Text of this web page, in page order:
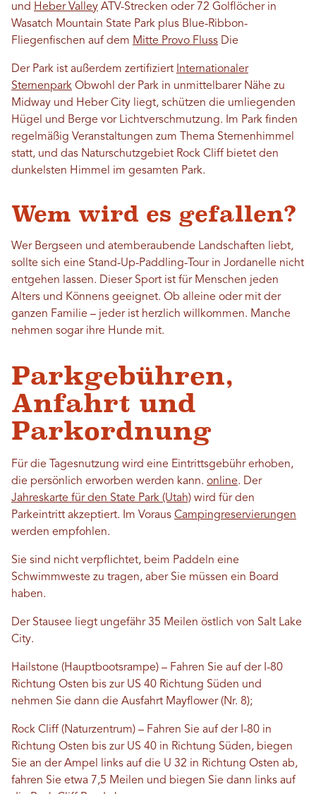
und Heber Valley ATV-Strecken oder 72 Golflöcher in
Wasatch Mountain State Park plus Blue-Ribbon-
Fliegenfischen auf dem Mitte Provo Fluss Die
Der Park ist außerdem zertifiziert Internationaler
Sternenpark Obwohl der Park in unmittelbarer Nähe zu
Midway und Heber City liegt, schützen die umliegenden
Hügel und Berge vor Lichtverschmutzung. Im Park finden
regelmäßig Veranstaltungen zum Thema Sternenhimmel
statt, und das Naturschutzgebiet Rock Cliff bietet den
dunkelsten Himmel im gesamten Park.
Wem wird es gefallen?
Wer Bergseen und atemberaubende Landschaften liebt,
sollte sich eine Stand-Up-Paddling-Tour in Jordanelle nicht
entgehen lassen. Dieser Sport ist für Menschen jeden
Alters und Könnens geeignet. Ob alleine oder mit der
ganzen Familie – jeder ist herzlich willkommen. Manche
nehmen sogar ihre Hunde mit.
Parkgebühren,
Anfahrt und
Parkordnung
Für die Tagesnutzung wird eine Eintrittsgebühr erhoben,
die persönlich erworben werden kann. online. Der
Jahreskarte für den State Park (Utah) wird für den
Parkeintritt akzeptiert. Im Voraus Campingreservierungen
werden empfohlen.
Sie sind nicht verpflichtet, beim Paddeln eine
Schwimmweste zu tragen, aber Sie müssen ein Board
haben.
Der Stausee liegt ungefähr 35 Meilen östlich von Salt Lake
City.
Hailstone (Hauptbootsrampe) – Fahren Sie auf der I-80
Richtung Osten bis zur US 40 Richtung Süden und
nehmen Sie dann die Ausfahrt Mayflower (Nr. 8);
Rock Cliff (Naturzentrum) – Fahren Sie auf der I-80 in
Richtung Osten bis zur US 40 in Richtung Süden, biegen
Sie an der Ampel links auf die U 32 in Richtung Osten ab,
fahren Sie etwa 7,5 Meilen und biegen Sie dann links auf